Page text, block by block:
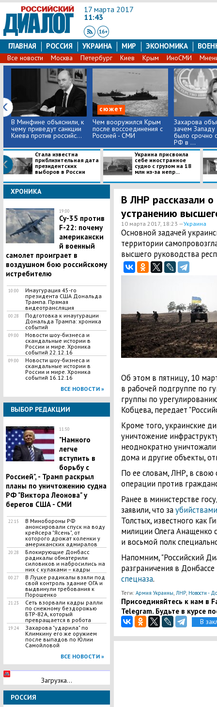
17 марта 2017
11:43
ГЛАВНАЯ РОССИЯ УКРАИНА МИР ЭКОНОМИКА
Все новости Москва Петербург Киев Крым ИноСМИ
В Минфине объяснили, к
чему приведут санкции
Киева против российс...
сюжет
Чем вооружился Крым
после воссоединения с
Россией - СМИ
Захарова
зачем
было срочно
РФ в ...
Стала известна
приблизительная дата
президентских
выборов в России
Украина присвоила
себе иностранное
судно с грузом на 18
млн из-за непр...
ХРОНИКА
19:00
Су-35 против
F-22: почему
американски
й военный
самолет проиграет в
воздушном бою российскому
истребителю
10:00
Инаугурация 45-го
президента США Дональда
Трампа. Прямая
видеотрансляция
00:28
Подготовка к инаугурации
Дональда Трампа: хроника
событий
09:00
Новости шоу-бизнеса и
скандальные истории в
России и мире. Хроника
событий 22.12.16
09:00
Новости шоу-бизнеса и
скандальные истории в
России и мире. Хроника
событий 16.12.16
ВСЕ НОВОСТИ »
ВЫБОР РЕДАКЦИИ
11:50
"Намного
легче
вступить в
борьбу с
Россией", - Трамп раскрыл
планы по уничтожению судна
РФ "Виктора Леонова" у
берегов США - СМИ
22:15
В Минобороны РФ
анонсировали спуск на воду
крейсера "Ясень", от
которого дрожат коленки у
американских адмиралов
20:28
Блокирующие Донбасс
радикалы обматерили
силовиков и набросились на
них с кулаками – кадры
00:27
В Луцке радикалы взяли под
свой контроль здание ОГА и
выдвинули требования к
Порошенко
21:23
Сеть взорвали кадры ралли
по снежному бездорожью
БТР-82А, который
превращается в робота
19:24
Захарова "ударила" по
Климкину его же оружием
после выпадов по Юлии
Самойловой
ВСЕ НОВОСТИ »
Загрузка...
РОССИЯ
В ЛНР рассказали
устранению
10 марта 2017, 18:23 —Украина
Основной задачей
территории
высшего руководства
Об этом в пятницу, 10
в рабочей подгруппе по
группы по
Кобцева, передает
Кроме того, украинские
уничтожение
неоднократно
дома и другие объекты,
По ее словам, ЛНР, в свою
операции против
Ранее в министерстве
заявили, что заубийствами
Толстых, известного как
милиции Олега Анащенко
и восьмой полк
Напомним, "Российский
разграничения в
спецназа.
Теги: Армия Украины, ЛНР, Новости -
Присоединяйтесь к нам в
Telegram. Будьте в курсе
В